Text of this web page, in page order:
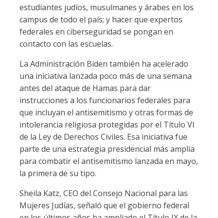
estudiantes judíos, musulmanes y árabes en los
campus de todo el país; y hacer que expertos
federales en ciberseguridad se pongan en
contacto con las escuelas.
La Administración Biden también ha acelerado
una iniciativa lanzada poco más de una semana
antes del ataque de Hamas para dar
instrucciones a los funcionarios federales para
que incluyan el antisemitismo y otras formas de
intolerancia religiosa protegidas por el Título VI
de la Ley de Derechos Civiles. Esa iniciativa fue
parte de una estrategia presidencial más amplia
para combatir el antisemitismo lanzada en mayo,
la primera de su tipo.
Sheila Katz, CEO del Consejo Nacional para las
Mujeres Judías, señaló que el gobierno federal